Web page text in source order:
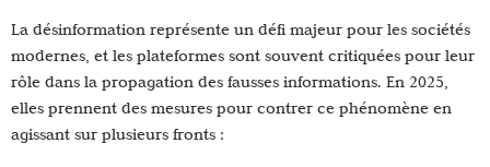
La désinformation représente un défi majeur pour les sociétés
modernes, et les plateformes sont souvent critiquées pour leur
rôle dans la propagation des fausses informations. En 2025,
elles prennent des mesures pour contrer ce phénomène en
agissant sur plusieurs fronts :